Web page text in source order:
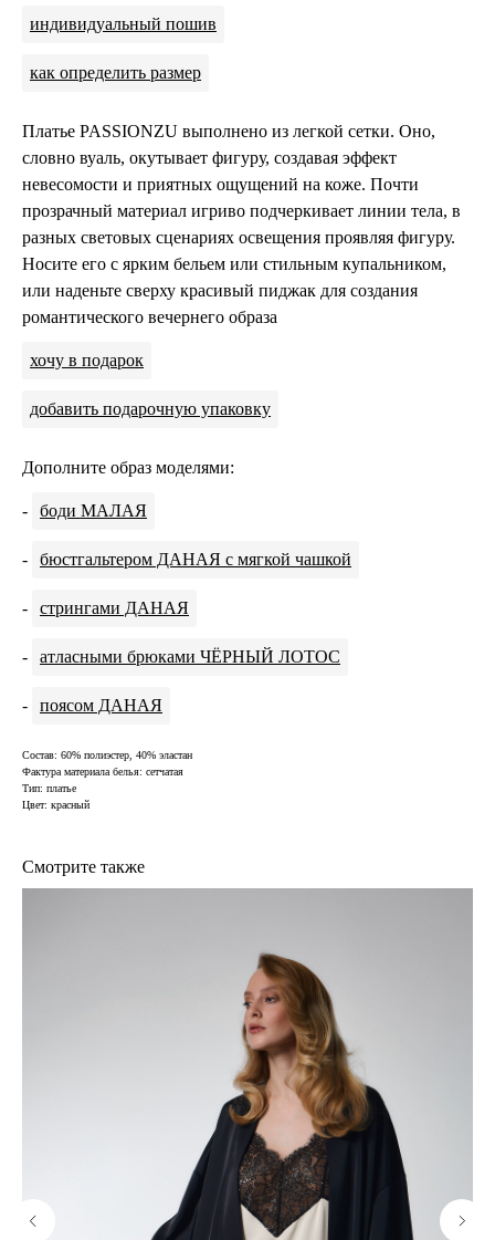
индивидуальный пошив
как определить размер
Платье PASSIONZU выполнено из легкой сетки. Оно,
словно вуаль, окутывает фигуру, создавая эффект
невесомости и приятных ощущений на коже. Почти
прозрачный материал игриво подчеркивает линии тела, в
разных световых сценариях освещения проявляя фигуру.
Носите его с ярким бельем или стильным купальником,
или наденьте сверху красивый пиджак для создания
романтического вечернего образа
хочу в подарок
добавить подарочную упаковку
Дополните образ моделями:
- боди МАЛАЯ
- бюстгальтером ДАНАЯ с мягкой чашкой
- стрингами ДАНАЯ
- атласными брюками ЧЁРНЫЙ ЛОТОС
- поясом ДАНАЯ
Состав: 60% полиэстер, 40% эластан
Фактура материала белья: сетчатая
Тип: платье
Цвет: красный
Смотрите также